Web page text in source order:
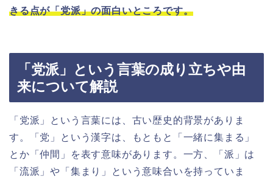
きる点が「党派」の面白いところです。
「党派」という言葉の成り立ちや由
来について解説
「党派」という言葉には、古い歴史的背景がありま
す。「党」という漢字は、もともと「一緒に集まる」
とか「仲間」を表す意味があります。一方、「派」は
「流派」や「集まり」という意味合いを持っていま